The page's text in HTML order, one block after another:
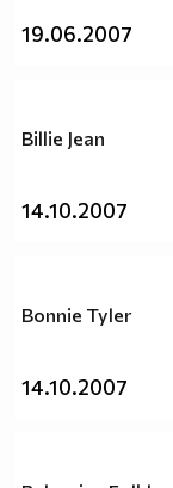
19.06.2007
Billie Jean
14.10.2007
Bonnie Tyler
14.10.2007